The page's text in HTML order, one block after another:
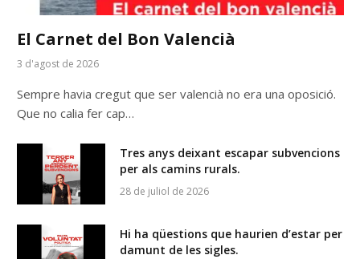
El Carnet del Bon Valencià
3 d'agost de 2026
Sempre havia cregut que ser valencià no era una oposició.
Que no calia fer cap…
Tres anys deixant escapar subvencions
per als camins rurals.
28 de juliol de 2026
Hi ha qüestions que haurien d’estar per
damunt de les sigles.